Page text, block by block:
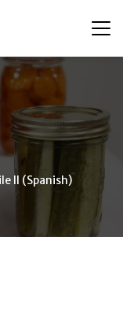
II (Spanish)